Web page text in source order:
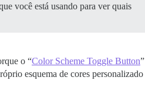
você está usando para ver quais
o “Color Scheme Toggle Button”
esquema de cores personalizado